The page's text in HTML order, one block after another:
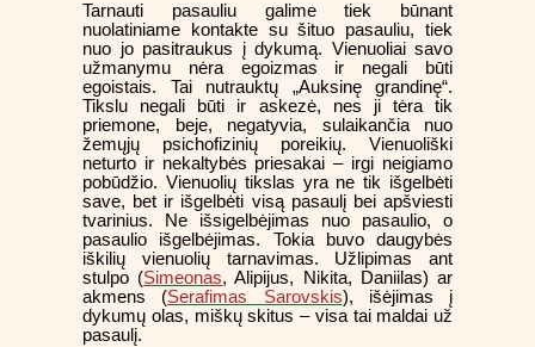
Tarnauti pasauliu galime tiek būnant
nuolatiniame kontakte su šituo pasauliu, tiek
nuo jo pasitraukus į dykumą. Vienuoliai savo
užmanymu nėra egoizmas ir negali būti
egoistais. Tai nutrauktų „Auksinę grandinę“.
Tikslu negali būti ir askezė, nes ji tėra tik
priemone, beje, negatyvia, sulaikančia nuo
žemųjų psichofizinių poreikių. Vienuoliški
neturto ir nekaltybės priesakai – irgi neigiamo
pobūdžio. Vienuolių tikslas yra ne tik išgelbėti
save, bet ir išgelbėti visą pasaulį bei apšviesti
tvarinius. Ne išsigelbėjimas nuo pasaulio, o
pasaulio išgelbėjimas. Tokia buvo daugybės
iškilių vienuolių tarnavimas. Užlipimas ant
stulpo (Simeonas, Alipijus, Nikita, Daniilas) ar
akmens (Serafimas Sarovskis), išėjimas į
dykumų olas, miškų skitus – visa tai maldai už
pasaulį.